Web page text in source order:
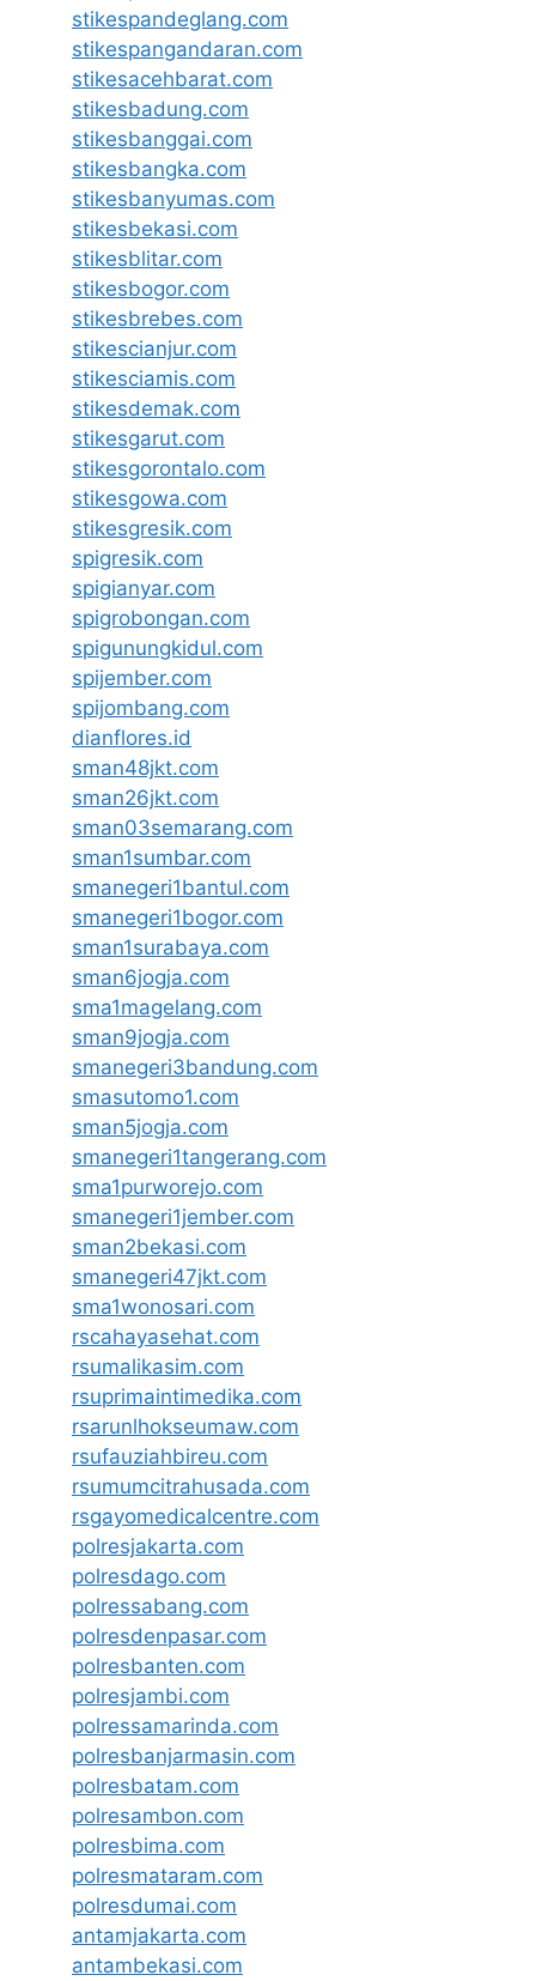
stikespandeglang.com
stikespangandaran.com
stikesacehbarat.com
stikesbadung.com
stikesbanggai.com
stikesbangka.com
stikesbanyumas.com
stikesbekasi.com
stikesblitar.com
stikesbogor.com
stikesbrebes.com
stikescianjur.com
stikesciamis.com
stikesdemak.com
stikesgarut.com
stikesgorontalo.com
stikesgowa.com
stikesgresik.com
spigresik.com
spigianyar.com
spigrobongan.com
spigunungkidul.com
spijember.com
spijombang.com
dianflores.id
sman48jkt.com
sman26jkt.com
sman03semarang.com
sman1sumbar.com
smanegeri1bantul.com
smanegeri1bogor.com
sman1surabaya.com
sman6jogja.com
sma1magelang.com
sman9jogja.com
smanegeri3bandung.com
smasutomo1.com
sman5jogja.com
smanegeri1tangerang.com
sma1purworejo.com
smanegeri1jember.com
sman2bekasi.com
smanegeri47jkt.com
sma1wonosari.com
rscahayasehat.com
rsumalikasim.com
rsuprimaintimedika.com
rsarunlhokseumaw.com
rsufauziahbireu.com
rsumumcitrahusada.com
rsgayomedicalcentre.com
polresjakarta.com
polresdago.com
polressabang.com
polresdenpasar.com
polresbanten.com
polresjambi.com
polressamarinda.com
polresbanjarmasin.com
polresbatam.com
polresambon.com
polresbima.com
polresmataram.com
polresdumai.com
antamjakarta.com
antambekasi.com